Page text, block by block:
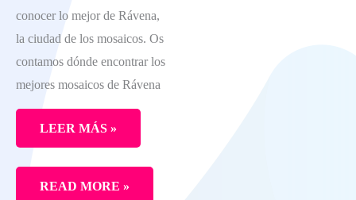
ROMAGNA
conocer lo mejor de Rávena,
la ciudad de los mosaicos. Os
contamos dónde encontrar los
mejores mosaicos de Rávena
LEER MÁS »
LAS
READ MORE »